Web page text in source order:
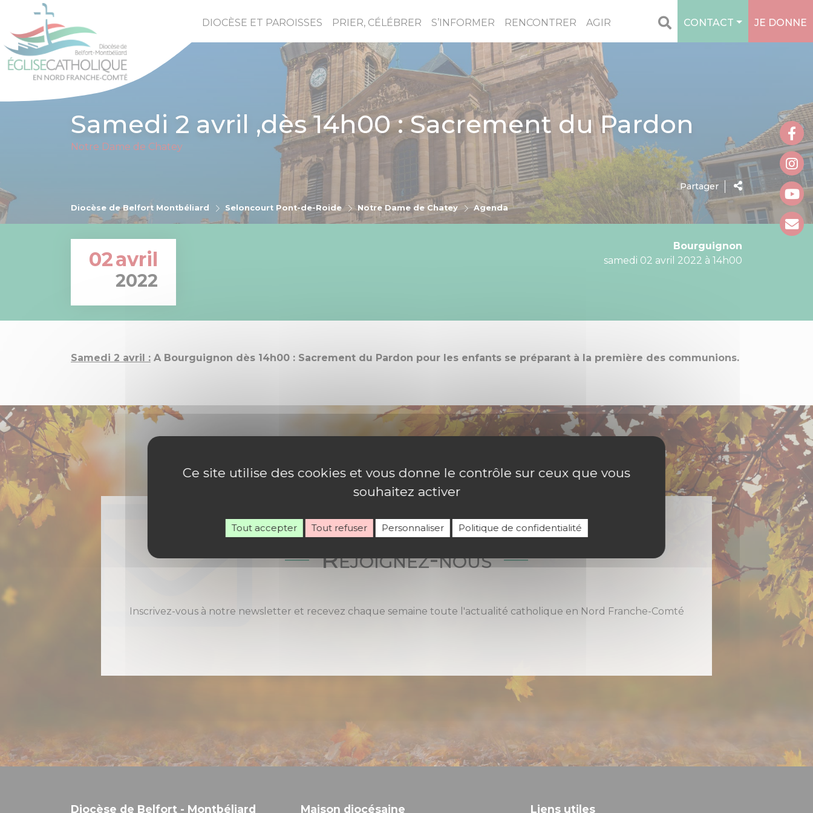
DIOCÈSE ET PAROISSES PRIER, CÉLÉBRER S’INFORMER RENCONTRER AGIR CONTACT JE DONNE
Samedi 2 avril ,dès 14h00 : Sacrement du Pardon
Notre Dame de Chatey
Partager
Diocèse de Belfort Montbéliard Seloncourt Pont-de-Roide Notre Dame de Chatey Agenda
02avril
2022
Bourguignon
samedi 02 avril 2022 à 14h00
Samedi 2 avril : A Bourguignon dès 14h00 : Sacrement du Pardon pour les enfants se préparant à la première des communions.
Rejoignez-nous
Inscrivez-vous à notre newsletter et recevez chaque semaine toute l'actualité catholique en Nord Franche-Comté
Diocèse de Belfort - Montbéliard Maison diocésaine Liens utiles
Ce site utilise des cookies et vous donne le contrôle sur ceux que vous
souhaitez activer
Tout accepter Tout refuser Personnaliser Politique de confidentialité